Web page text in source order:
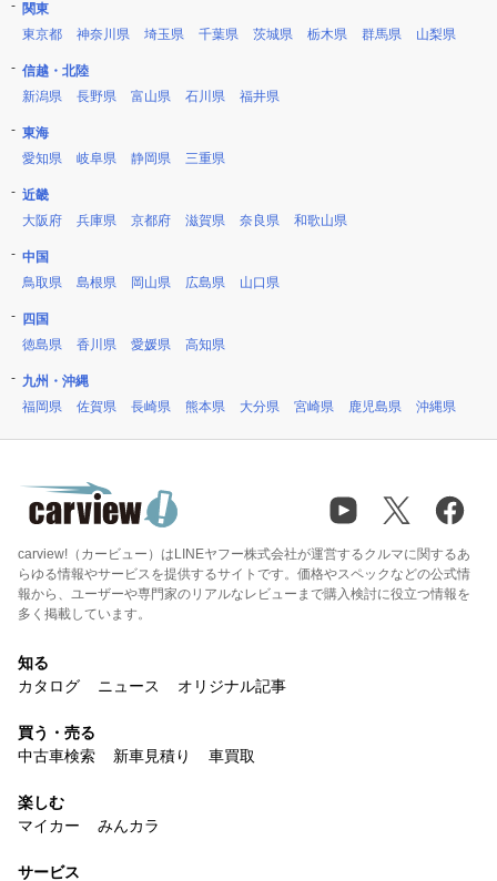
関東
東京都
神奈川県 埼玉県 千葉県 茨城県 栃木県 群馬県 山梨県
信越・北陸
新潟県
長野県 富山県 石川県 福井県
東海
愛知県
岐阜県 静岡県 三重県
近畿
大阪府
兵庫県 京都府 滋賀県 奈良県 和歌山県
中国
鳥取県
島根県 岡山県 広島県 山口県
四国
徳島県
香川県 愛媛県 高知県
九州・沖縄
福岡県
佐賀県 長崎県 熊本県 大分県 宮崎県 鹿児島県 沖縄県
carview!（カービュー）はLINEヤフー株式会社が運営するクルマに関するあ
らゆる情報やサービスを提供するサイトです。価格やスペックなどの公式情
報から、ユーザーや専門家のリアルなレビューまで購入検討に役立つ情報を
多く掲載しています。
知る
カタログ
ニュース オリジナル記事
買う・売る
中古車検索
新車見積り 車買取
楽しむ
マイカー
みんカラ
サービス